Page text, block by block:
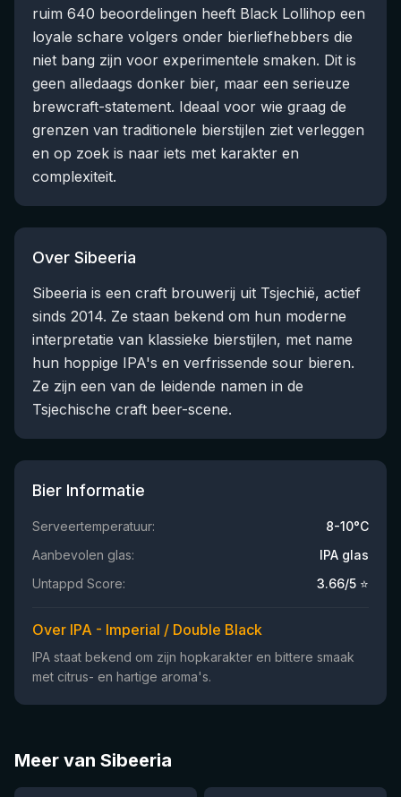
ruim 640 beoordelingen heeft Black Lollihop een
loyale schare volgers onder bierliefhebbers die
niet bang zijn voor experimentele smaken. Dit is
geen alledaags donker bier, maar een serieuze
brewcraft-statement. Ideaal voor wie graag de
grenzen van traditionele bierstijlen ziet verleggen
en op zoek is naar iets met karakter en
complexiteit.
Over Sibeeria
Sibeeria is een craft brouwerij uit Tsjechië, actief
sinds 2014. Ze staan bekend om hun moderne
interpretatie van klassieke bierstijlen, met name
hun hoppige IPA's en verfrissende sour bieren.
Ze zijn een van de leidende namen in de
Tsjechische craft beer-scene.
Bier Informatie
Serveertemperatuur:
8-10°C
Aanbevolen glas:
IPA glas
Untappd Score:
3.66/5 ⭐
Over IPA - Imperial / Double Black
IPA staat bekend om zijn hopkarakter en bittere smaak
met citrus- en hartige aroma's.
Meer van Sibeeria
★4.31